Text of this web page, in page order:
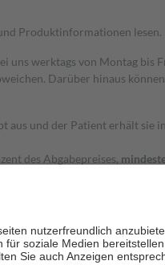
Produktinformationen lesen.
werktags von Montag
Darüber hinaus
und der Patient erhält
des Abgabepreises,
und die besondere
der Fahrkosten
getragen werden